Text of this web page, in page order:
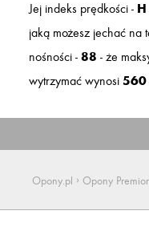
Jej indeks prędkości - H
jaką możesz jechać na
nośności - 88 - że
wytrzymać wynosi 560
Opony.pl › Opony